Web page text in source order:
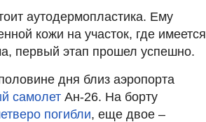
аутодермопластика. Ему
кожи на участок, где имеется
первый этап прошел успешно.
дня близ аэропорта
самолет Ан-26. На борту
погибли, еще двое –